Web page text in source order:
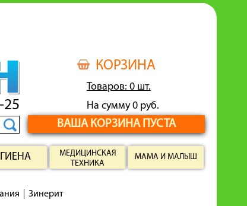
КОРЗИНА
Товаров: 0 шт.
На сумму 0 руб.
ВАША КОРЗИНА ПУСТА
25
МЕДИЦИНСКАЯ
ТЕХНИКА
МАМА И МАЛЫШ
Зинерит